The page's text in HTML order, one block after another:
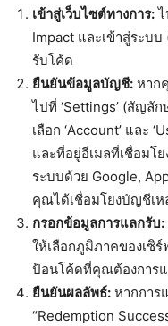
เข้าสู่เว็บไซต์ทางการ:ไ
Impact และเข้าสู่ระบ
รับโค้ด
ยืนยันข้อมูลบัญชี: หาก
ไปที่ ‘Settings’ (สัญลั
เลือก ‘Account’ และ
และที่อยู่อีเมลที่เชื่อมโ
ระบบด้วย Google,
คุณได้เชื่อมโยงบัญชีเ
กรอกข้อมูลการแลกรับ:
ให้เลือกภูมิภาคของเซิ
ป้อนโค้ดที่คุณต้องการ
ยืนยันผลลัพธ์: หากการ
“Redemption